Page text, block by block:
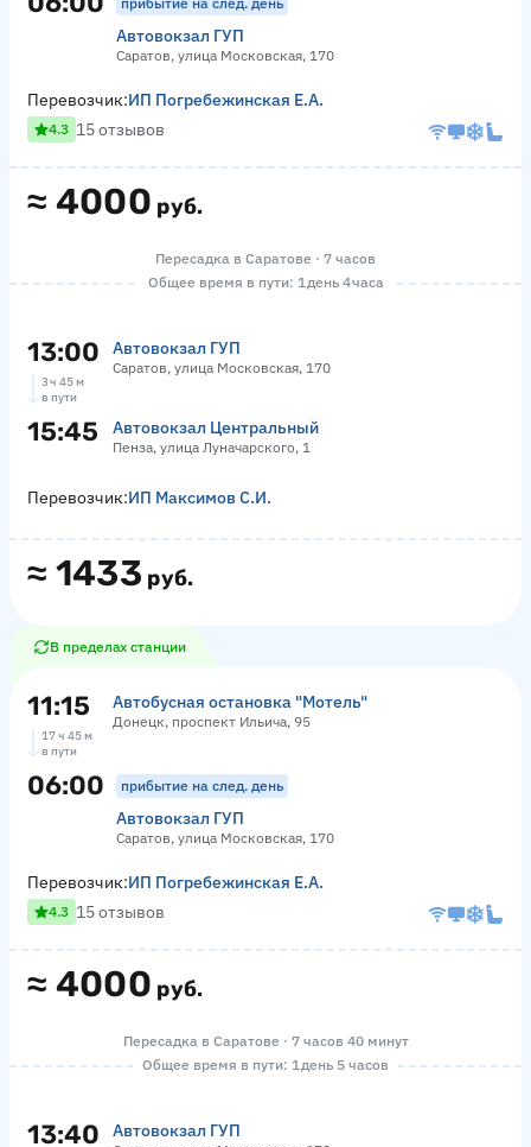
Автовокзал ГУП
Саратов, улица Московская, 170
≈ 4000 руб.
Перевозчик:ИП Погребежинская Е.А.
4.3 15 отзывов
Пересадка в Саратове · 7 часов
Общее время в пути: 1 день 4 часа
13:00 Автовокзал ГУП
Саратов, улица Московская, 170
3 ч 45 м
в пути
15:45 Автовокзал Центральный
Пенза, улица Луначарского, 1
≈ 1433 руб.
Перевозчик:ИП Максимов С.И.
В пределах станции
11:15 Автобусная остановка "Мотель"
Донецк, проспект Ильича, 95
17 ч 45 м
в пути
06:00 прибытие на след. день
Автовокзал ГУП
Саратов, улица Московская, 170
≈ 4000 руб.
Перевозчик:ИП Погребежинская Е.А.
4.3 15 отзывов
Пересадка в Саратове · 7 часов 40 минут
Общее время в пути: 1 день 5 часов
13:40 Автовокзал ГУП